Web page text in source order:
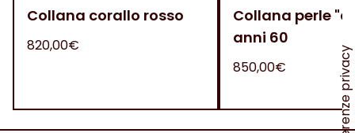
Collana corallo rosso
820,00€
Collana perle
anni 60
850,00€